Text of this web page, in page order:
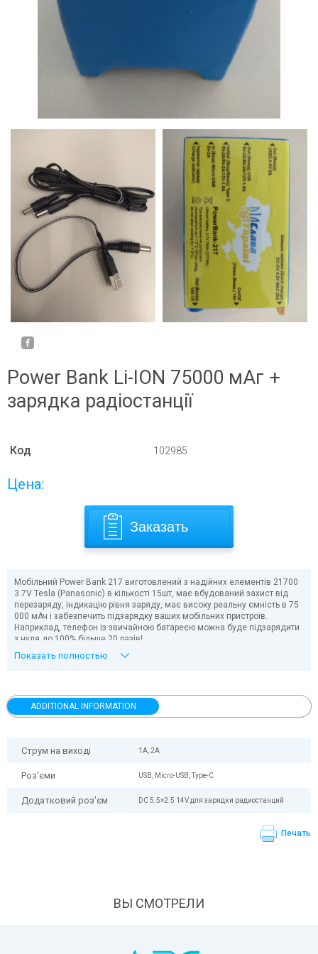
Power Bank Li-ION 75000 мАг +
зарядка радіостанції
Код 102985
Цена:
Заказать
Мобільний Power Bank 217 виготовлений з надійних елементів 21700
3.7V Tesla (Panasonic) в кількості 15шт, має вбудований захист від
перезаряду, індикацію рівня заряду, має високу реальну ємність в 75
000 мАч і забезпечить підзарядку ваших мобільних пристроїв.
Наприклад, телефон із звичайною батареєю можна буде підзарядити
з нуля до 100% більше 20 разів!
живленням 14 V. Кабель входить у комплект.
(підтримується швидкий заряд) або за допомогою зовнішнього блока
живлення для прискореної зарядки (в комплект не входить).
Показать полностью
ADDITIONAL INFORMATION
Струм на виході 1А, 2А
Роз'єми USB, Micro-USB, Type-C
Додатковий роз'єм DC 5.5×2.5 14V для зарядки радиостанций
Печать
ВЫ СМОТРЕЛИ